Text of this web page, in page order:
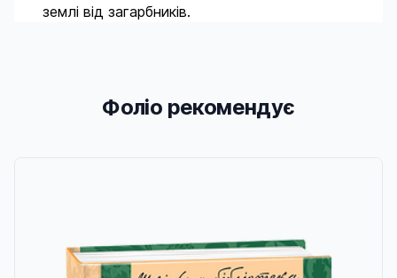
землі від загарбників.
Фоліо рекомендує